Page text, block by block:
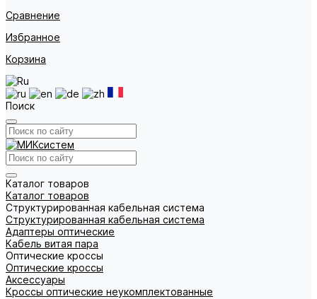
Сравнение
Избранное
Корзина
Поиск
Каталог товаров
Каталог товаров
Структурированная кабельная система
Структурированная кабельная система
Адаптеры оптические
Кабель витая пара
Оптические кроссы
Оптические кроссы
Аксессуары
Кроссы оптические неукомплектованные